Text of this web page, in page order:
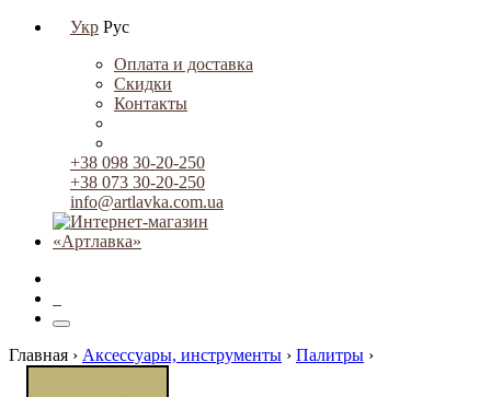
Укр Рус
Оплата и доставка
Скидки
Контакты
+38 098 30-20-250
+38 073 30-20-250
info@artlavka.com.ua
Главная › Аксессуары, инструменты › Палитры ›